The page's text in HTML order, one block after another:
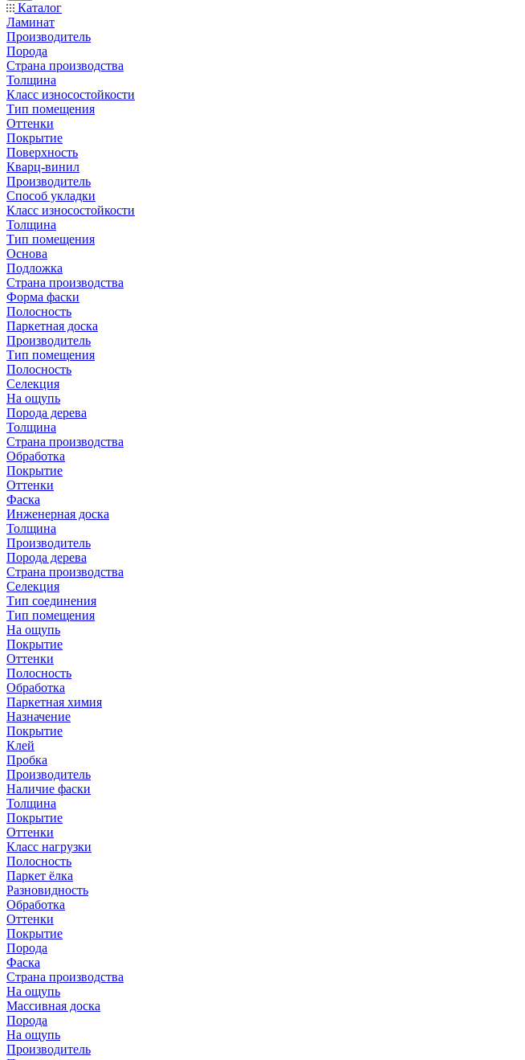
Каталог
Ламинат
Производитель
Порода
Страна производства
Толщина
Класс износостойкости
Тип помещения
Оттенки
Покрытие
Поверхность
Кварц-винил
Производитель
Способ укладки
Класс износостойкости
Толщина
Тип помещения
Основа
Подложка
Страна производства
Форма фаски
Полосность
Паркетная доска
Производитель
Тип помещения
Полосность
Селекция
На ощупь
Порода дерева
Толщина
Страна производства
Обработка
Покрытие
Оттенки
Фаска
Инженерная доска
Толщина
Производитель
Порода дерева
Страна производства
Селекция
Тип соединения
Тип помещения
На ощупь
Покрытие
Оттенки
Полосность
Обработка
Паркетная химия
Назначение
Покрытие
Клей
Пробка
Производитель
Наличие фаски
Толщина
Покрытие
Оттенки
Класс нагрузки
Полосность
Паркет ёлка
Разновидность
Обработка
Оттенки
Покрытие
Порода
Фаска
Страна производства
На ощупь
Массивная доска
Порода
На ощупь
Производитель